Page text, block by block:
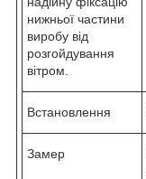
нижньої частини
виробу від
розгойдування
вітром.
Встановлення
Замер